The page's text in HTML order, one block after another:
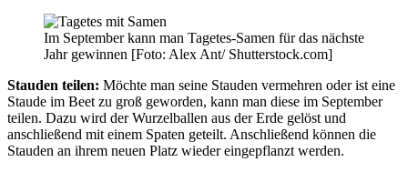
Im September kann man Tagetes-Samen für das nächste
Jahr gewinnen [Foto: Alex Ant/ Shutterstock.com]
Stauden teilen: Möchte man seine Stauden vermehren oder ist eine
Staude im Beet zu groß geworden, kann man diese im September
teilen. Dazu wird der Wurzelballen aus der Erde gelöst und
anschließend mit einem Spaten geteilt. Anschließend können die
Stauden an ihrem neuen Platz wieder eingepflanzt werden.